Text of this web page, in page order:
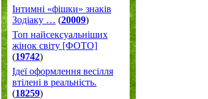
Інтимні «фішки» знаків
Зодіаку … (20009)
Топ найсексуальніших
жінок світу [ФОТО]
(19742)
Ідеї оформлення весілля
втілені в реальність.
(18259)